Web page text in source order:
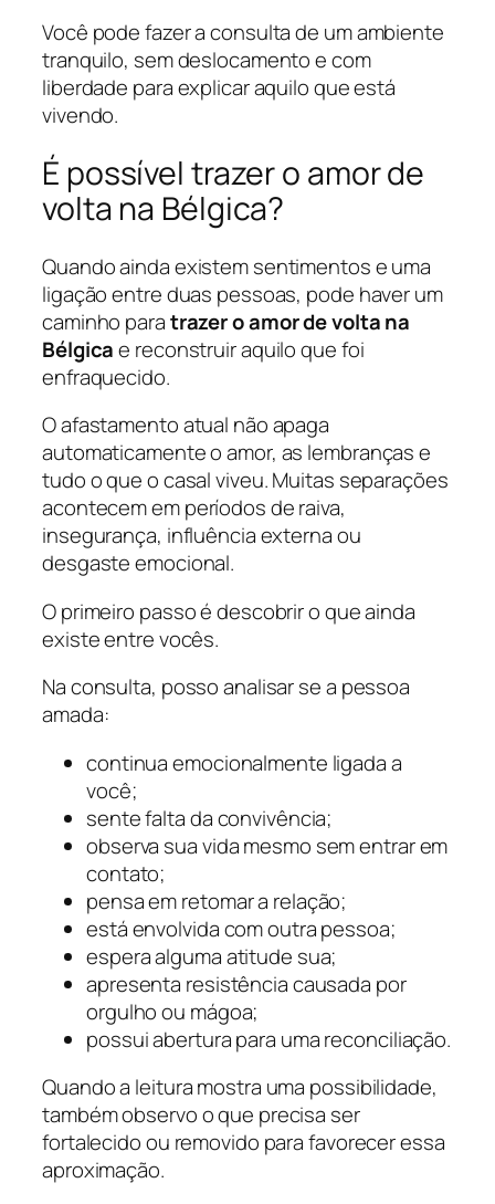
Você pode fazer a consulta de um ambiente
tranquilo, sem deslocamento e com
liberdade para explicar aquilo que está
vivendo.
É possível trazer o amor de
volta na Bélgica?
Quando ainda existem sentimentos e uma
ligação entre duas pessoas, pode haver um
caminho paratrazer o amor de volta na
Bélgicae reconstruir aquilo que foi
enfraquecido.
O afastamento atual não apaga
automaticamente o amor, as lembranças e
tudo o que o casal viveu. Muitas separações
acontecem em períodos de raiva,
insegurança, influência externa ou
desgaste emocional.
O primeiro passo é descobrir o que ainda
existe entre vocês.
Na consulta, posso analisar se a pessoa
amada:
continua emocionalmente ligada a
você;
sente falta da convivência;
observa sua vida mesmo sem entrar em
contato;
pensa em retomar a relação;
está envolvida com outra pessoa;
espera alguma atitude sua;
apresenta resistência causada por
orgulho ou mágoa;
possui abertura para uma reconciliação.
Quando a leitura mostra uma possibilidade,
também observo o que precisa ser
fortalecido ou removido para favorecer essa
aproximação.